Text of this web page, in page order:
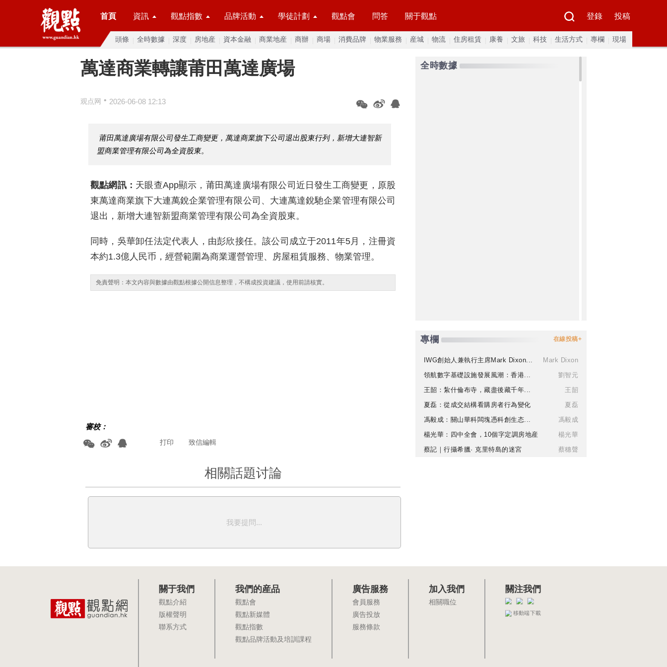
首頁 資訊 觀點指數 品牌活動 學徒計劃 觀點會 問答 關于觀點 登錄 投稿
頭條 全時數據 深度 房地産 資本金融 商業地産 商辦 商場 消費品牌 物業服務 産城 物流 住房租賃 康養 文旅 科技 生活方式 專欄 現場
萬達商業轉讓莆田萬達廣場
观点网 • 2026-06-08 12:13
莆田萬達廣場有限公司發生工商變更，萬達商業旗下公司退出股東行列，新增大連智新
盟商業管理有限公司為全資股東。
觀點網訊： 天眼查App顯示，莆田萬達廣場有限公司近日發生工商變更，原股
東萬達商業旗下大連萬銳企業管理有限公司、大連萬達銳馳企業管理有限公司
退出，新增大連智新盟商業管理有限公司為全資股東。
同時，吳華卸任法定代表人，由彭欣接任。該公司成立于2011年5月，注冊資
本約1.3億人民币，經營範圍為商業運營管理、房屋租賃服務、物業管理。
免責聲明：本文内容與數據由觀點根據公開信息整理，不構成投資建議，使用前請核實。
審校：
致信編輯
打印
相關話題讨論
我要提問...
全時數據
專欄 在線投稿+
IWG創始人兼執行主席Mark Dixon...
Mark Dixon
領航數字基礎設施發展風潮：香港...
劉智元
王韶：紮什倫布寺，藏盡後藏千年...
王韶
夏磊：從成交結構看購房者行為變化
夏磊
馮毅成：關山華科闆塊憑科創生态...
馮毅成
楊光華：四中全會，10個字定調房地産
楊光華
蔡記｜行攝希臘· 克里特島的迷宮
蔡穗聲
關于我們
觀點介紹
版權聲明
聯系方式
我們的産品
觀點會
觀點新媒體
觀點指數
觀點品牌活動及培訓課程
廣告服務
會員服務
廣告投放
服務條款
加入我們
相關職位
關注我們
移動端下載